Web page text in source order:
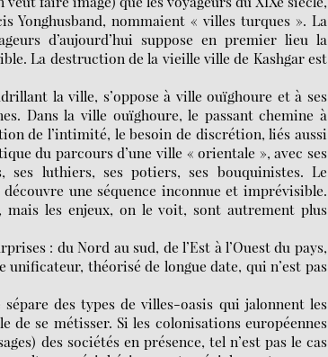
Yonghusband, nommaient « villes turques ». La
d’aujourd’hui suppose en premier lieu la
La destruction de la vieille ville de Kashgar est
la ville, s’oppose à ville ouïghoure et à ses
Dans la ville ouïghoure, le passant chemine à
de l’intimité, le besoin de discrétion, liés aussi
du parcours d’une ville « orientale », avec ses
luthiers, ses potiers, ses bouquinistes. Le
une séquence inconnue et imprévisible.
les enjeux, on le voit, sont autrement plus
: du Nord au sud, de l’Est à l’Ouest du pays,
théorisé de longue date, qui n’est pas
des types de villes-oasis qui jalonnent les
de se métisser. Si les colonisations européennes
des sociétés en présence, tel n’est pas le cas